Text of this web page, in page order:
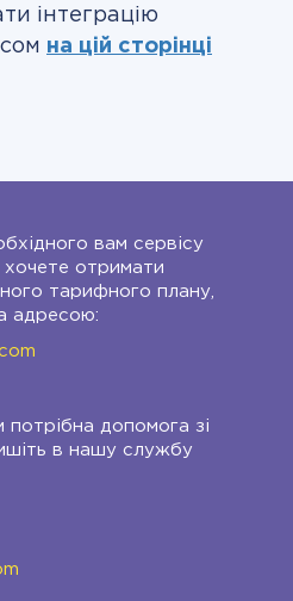
інтеграцію
на цій сторінці
вам сервісу
хочете отримати
тарифного плану,
адресою:
допомога зі
в нашу службу